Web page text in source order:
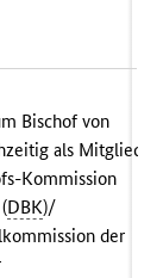
Bischof von
als Mitglied
Kommission
DBK)/
der